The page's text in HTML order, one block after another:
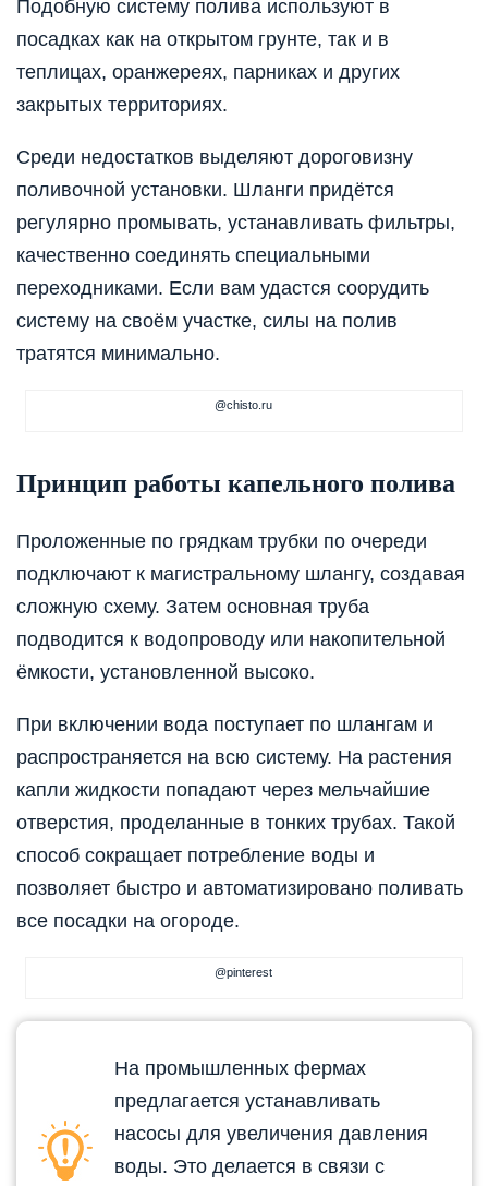
Подобную систему полива используют в
посадках как на открытом грунте, так и в
теплицах, оранжереях, парниках и других
закрытых территориях.
Среди недостатков выделяют дороговизну
поливочной установки. Шланги придётся
регулярно промывать, устанавливать фильтры,
качественно соединять специальными
переходниками. Если вам удастся соорудить
систему на своём участке, силы на полив
тратятся минимально.
@chisto.ru
Принцип работы капельного полива
Проложенные по грядкам трубки по очереди
подключают к магистральному шлангу, создавая
сложную схему. Затем основная труба
подводится к водопроводу или накопительной
ёмкости, установленной высоко.
При включении вода поступает по шлангам и
распространяется на всю систему. На растения
капли жидкости попадают через мельчайшие
отверстия, проделанные в тонких трубах. Такой
способ сокращает потребление воды и
позволяет быстро и автоматизировано поливать
все посадки на огороде.
@pinterest
На промышленных фермах
предлагается устанавливать
насосы для увеличения давления
воды. Это делается в связи с